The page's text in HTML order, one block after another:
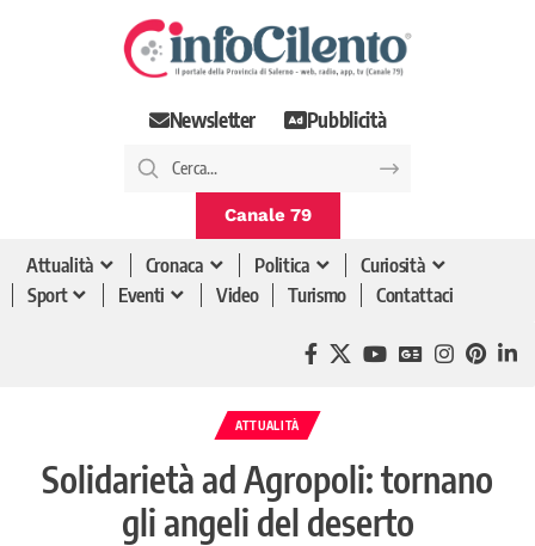
Newsletter Pubblicità
Canale 79
Attualità Cronaca Politica
Curiosità
Sport
Eventi Video Turismo Contattaci
ATTUALITÀ
Solidarietà ad Agropoli: tornano
gli angeli del deserto